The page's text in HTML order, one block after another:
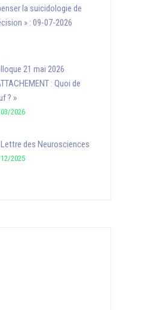
la suicidologie de
» : 09-07-2026
21 mai 2026
: Quoi de
? »
2026
des Neurosciences
2025